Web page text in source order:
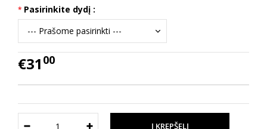
Pasirinkite dydį :
€31 00